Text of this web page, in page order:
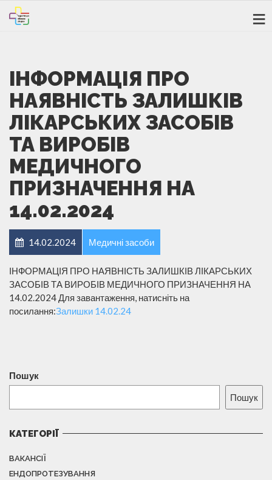
ІНФОРМАЦІЯ ПРО
НАЯВНІСТЬ ЗАЛИШКІВ
ЛІКАРСЬКИХ ЗАСОБІВ
ТА ВИРОБІВ
МЕДИЧНОГО
ПРИЗНАЧЕННЯ НА
14.02.2024
14.02.2024 Медичні засоби
ІНФОРМАЦІЯ ПРО НАЯВНІСТЬ ЗАЛИШКІВ ЛІКАРСЬКИХ
ЗАСОБІВ ТА ВИРОБІВ МЕДИЧНОГО ПРИЗНАЧЕННЯ НА
14.02.2024 Для завантаження, натисніть на
посилання:Залишки 14.02.24
Пошук
Пошук
КАТЕГОРІЇ
ВАКАНСІЇ
ЕНДОПРОТЕЗУВАННЯ